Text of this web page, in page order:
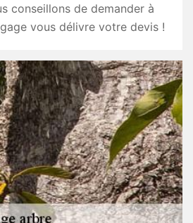
conseillons de demander à
vous délivre votre devis !